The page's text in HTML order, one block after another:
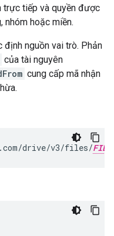
trực tiếp và quyền được
hoặc miền.
định nguồn vai trò. Phản
của tài nguyên
cung cấp mã nhận
drive/v3/files/